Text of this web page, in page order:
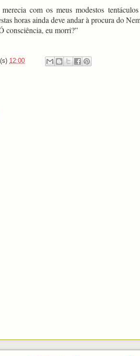
com os meus modestos
horas ainda deve andar à procura do
consciência, eu morri?”
12:00